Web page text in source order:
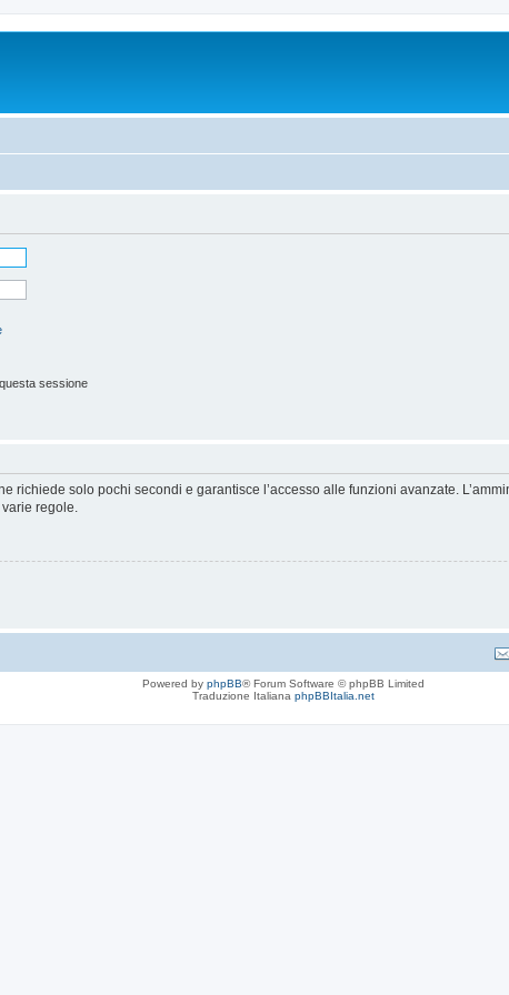
sessione
richiede solo pochi secondi e garantisce l’accesso alle funzioni avanzate.
regole.
Powered by phpBB® Forum Software © phpBB Limited
Traduzione Italiana phpBBItalia.net